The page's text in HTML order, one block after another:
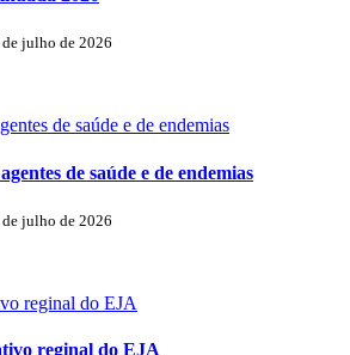
julho de 2026
de saúde e de endemias
de saúde e de endemias
julho de 2026
reginal do EJA
reginal do EJA